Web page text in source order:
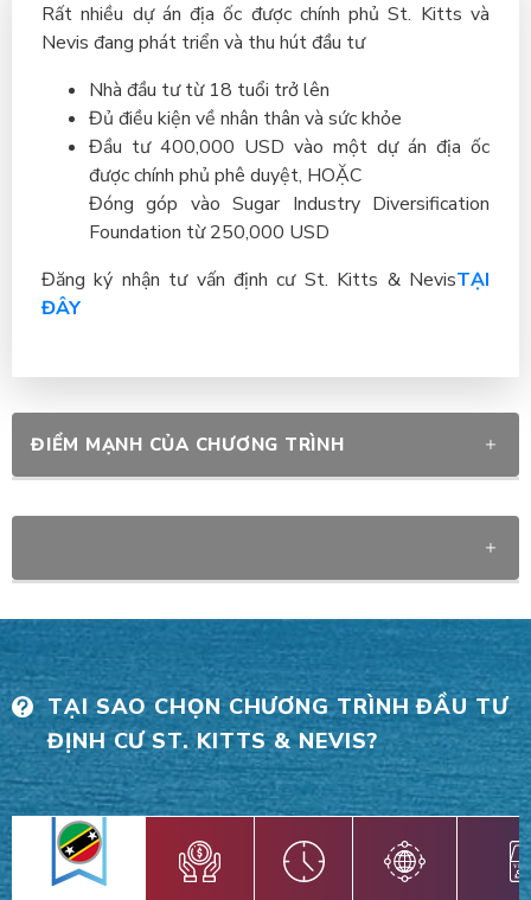
Rất nhiều dự án địa ốc được chính phủ St. Kitts và
Nevis đang phát triển và thu hút đầu tư
Nhà đầu tư từ 18 tuổi trở lên
Đủ điều kiện về nhân thân và sức khỏe
Đầu tư 400,000 USD vào một dự án địa ốc
được chính phủ phê duyệt, HOẶC
Đóng góp vào Sugar Industry Diversification
Foundation từ 250,000 USD
Đăng ký nhận tư vấn định cư St. Kitts & NevisTẠI
ĐÂY
ĐIỂM MẠNH CỦA CHƯƠNG TRÌNH
TẠI SAO CHỌN CHƯƠNG TRÌNH ĐẦU TƯ
ĐỊNH CƯ ST. KITTS & NEVIS?